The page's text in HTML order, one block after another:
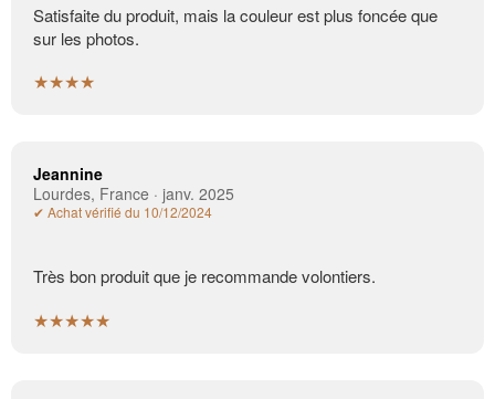
Satisfaite du produit, mais la couleur est plus foncée que
sur les photos.
★★★★
Jeannine
Lourdes, France · janv. 2025
✔ Achat vérifié du 10/12/2024
Très bon produit que je recommande volontiers.
★★★★★